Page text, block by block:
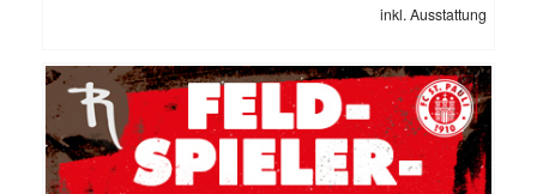
inkl. Ausstattung